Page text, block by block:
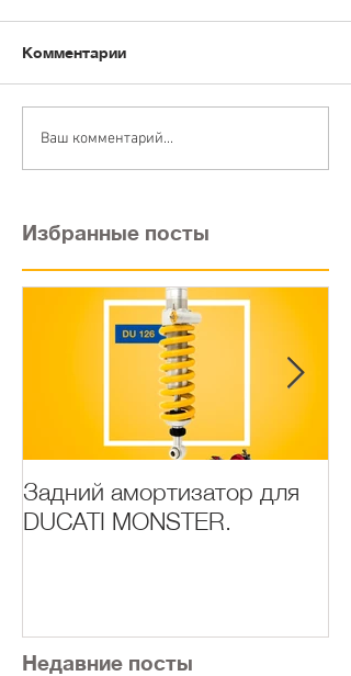
Комментарии
Ваш комментарий...
Избранные посты
Задний амортизатор для
DUCATI MONSTER.
Недавние посты